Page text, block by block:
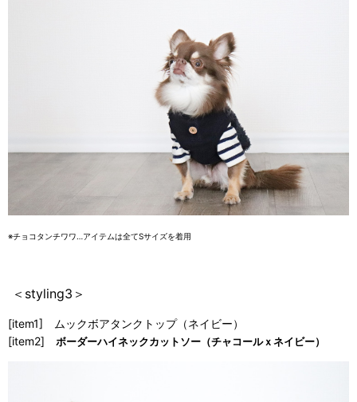
※チョコタンチワワ…アイテムは全てSサイズを着用
＜styling3＞
[item1] ムックボアタンクトップ（ネイビー）
[item2] ボーダーハイネックカットソー（チャコールｘネイビー）